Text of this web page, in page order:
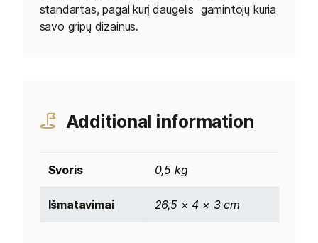
standartas, pagal kurį daugelis gamintojų kuria
savo gripų dizainus.
Additional information
Svoris 0,5 kg
Išmatavimai 26,5 × 4 × 3 cm